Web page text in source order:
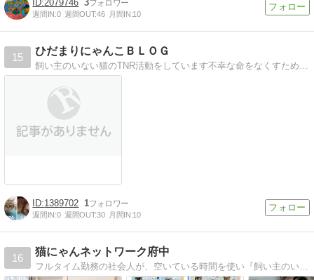
2079746 3
週間IN:0 週間OUT:46 月間IN:10
15
ひだまりにゃんこＢＬＯＧ
1389702 1
週間IN:0 週間OUT:30 月間IN:10
16
猫にゃんネットワーク府中